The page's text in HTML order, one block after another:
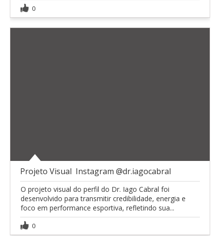
0
Projeto Visual  Instagram @dr.iagocabral
O projeto visual do perfil do Dr. Iago Cabral foi
desenvolvido para transmitir credibilidade, energia e
foco em performance esportiva, refletindo sua...
0